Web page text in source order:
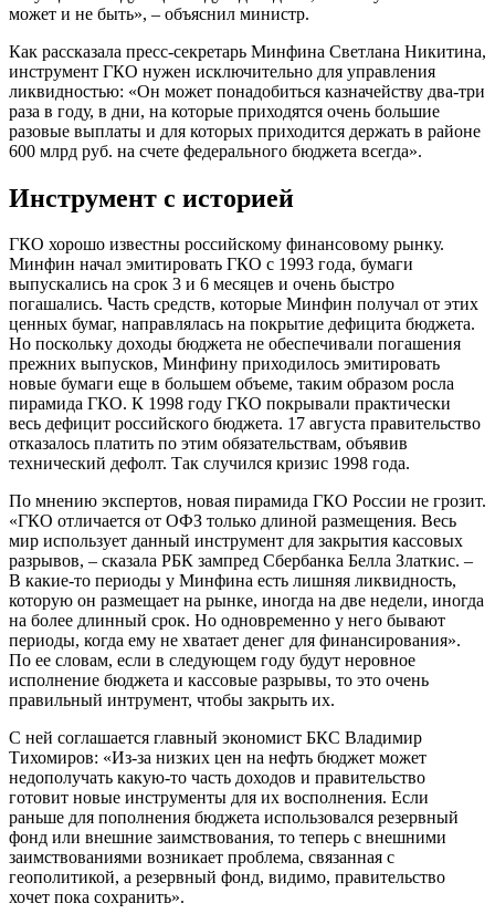
может и не быть», – объяснил министр.
Как рассказала пресс-секретарь Минфина Светлана Никитина,
инструмент ГКО нужен исключительно для управления
ликвидностью: «Он может понадобиться казначейству два-три
раза в году, в дни, на которые приходятся очень большие
разовые выплаты и для которых приходится держать в районе
600 млрд руб. на счете федерального бюджета всегда».
Инструмент с историей
ГКО хорошо известны российскому финансовому рынку.
Минфин начал эмитировать ГКО с 1993 года, бумаги
выпускались на срок 3 и 6 месяцев и очень быстро
погашались. Часть средств, которые Минфин получал от этих
ценных бумаг, направлялась на покрытие дефицита бюджета.
Но поскольку доходы бюджета не обеспечивали погашения
прежних выпусков, Минфину приходилось эмитировать
новые бумаги еще в большем объеме, таким образом росла
пирамида ГКО. К 1998 году ГКО покрывали практически
весь дефицит российского бюджета. 17 августа правительство
отказалось платить по этим обязательствам, объявив
технический дефолт. Так случился кризис 1998 года.
По мнению экспертов, новая пирамида ГКО России не грозит.
«ГКО отличается от ОФЗ только длиной размещения. Весь
мир использует данный инструмент для закрытия кассовых
разрывов, – сказала РБК зампред Сбербанка Белла Златкис. –
В какие-то периоды у Минфина есть лишняя ликвидность,
которую он размещает на рынке, иногда на две недели, иногда
на более длинный срок. Но одновременно у него бывают
периоды, когда ему не хватает денег для финансирования».
По ее словам, если в следующем году будут неровное
исполнение бюджета и кассовые разрывы, то это очень
правильный интрумент, чтобы закрыть их.
С ней соглашается главный экономист БКС Владимир
Тихомиров: «Из-за низких цен на нефть бюджет может
недополучать какую-то часть доходов и правительство
готовит новые инструменты для их восполнения. Если
раньше для пополнения бюджета использовался резервный
фонд или внешние заимствования, то теперь с внешними
заимствованиями возникает проблема, связанная с
геополитикой, а резервный фонд, видимо, правительство
хочет пока сохранить».